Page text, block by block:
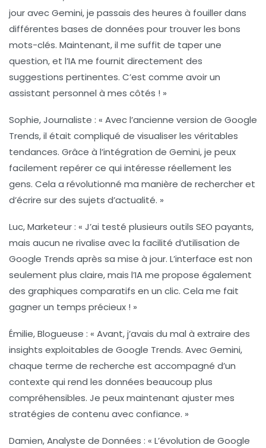
jour avec Gemini, je passais des heures à fouiller dans
différentes bases de données pour trouver les bons
mots-clés. Maintenant, il me suffit de taper une
question, et l’IA me fournit directement des
suggestions pertinentes. C’est comme avoir un
assistant personnel à mes côtés ! »
Sophie, Journaliste : « Avec l’ancienne version de Google
Trends, il était compliqué de visualiser les véritables
tendances. Grâce à l’intégration de Gemini, je peux
facilement repérer ce qui intéresse réellement les
gens. Cela a révolutionné ma manière de rechercher et
d’écrire sur des sujets d’actualité. »
Luc, Marketeur : « J’ai testé plusieurs outils SEO payants,
mais aucun ne rivalise avec la facilité d’utilisation de
Google Trends après sa mise à jour. L’interface est non
seulement plus claire, mais l’IA me propose également
des graphiques comparatifs en un clic. Cela me fait
gagner un temps précieux ! »
Émilie, Blogueuse : « Avant, j’avais du mal à extraire des
insights exploitables de Google Trends. Avec Gemini,
chaque terme de recherche est accompagné d’un
contexte qui rend les données beaucoup plus
compréhensibles. Je peux maintenant ajuster mes
stratégies de contenu avec confiance. »
Damien, Analyste de Données : « L’évolution de Google